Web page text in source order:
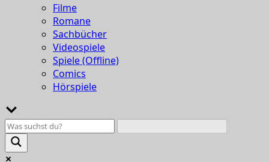
Filme
Romane
Sachbücher
Videospiele
Spiele (Offline)
Comics
Hörspiele